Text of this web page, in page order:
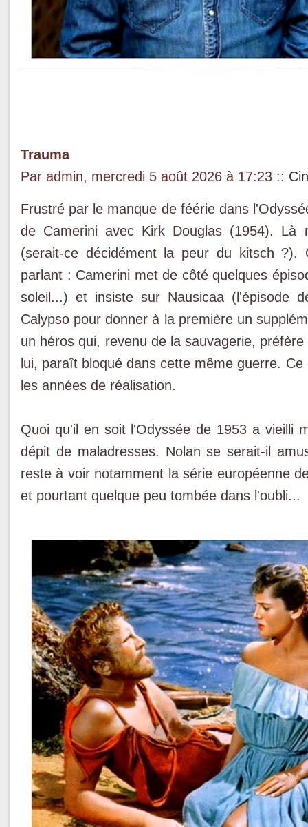
Trauma
Par admin, mercredi 5 août 2026 à 17:23 ::
Frustré par le manque de féérie dans
de Camerini avec Kirk Douglas (1954). Là
(serait-ce décidément la peur du kitsch ?).
parlant : Camerini met de côté quelques
soleil...) et insiste sur Nausicaa (l'épisode
Calypso pour donner à la première un
un héros qui, revenu de la sauvagerie,
lui, paraît bloqué dans cette même guerre.
les années de réalisation.
Quoi qu'il en soit l'Odyssée de 1953 a vieilli
dépit de maladresses. Nolan se serait-il
reste à voir notamment la série européenne
et pourtant quelque peu tombée dans l'oubli...